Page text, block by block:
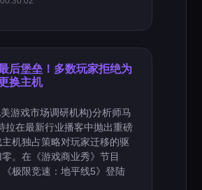
后堡垒！多数玩家拒绝为
换主机
游戏市场调研机构)分析师马
拉在最新行业播客中抛出重磅
机独占策略对玩家迁移的驱
。在《游戏商业秀》节目
极限竞速：地平线5》登陆